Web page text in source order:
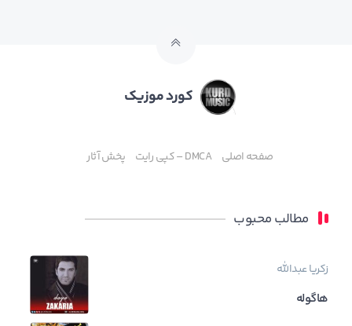
کورد موزیک
صفحه اصلی DMCA – کپی رایت پخش آثار
مطالب محبوب
زکریا عبدالله
هاگوله